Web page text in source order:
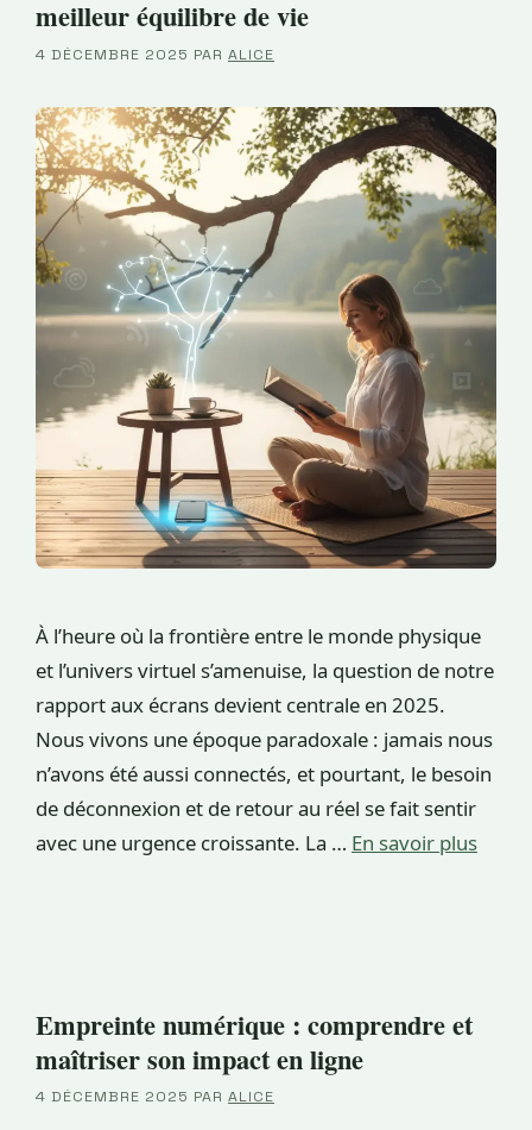
meilleur équilibre de vie
4 DÉCEMBRE 2025 PAR ALICE
À l’heure où la frontière entre le monde physique
et l’univers virtuel s’amenuise, la question de notre
rapport aux écrans devient centrale en 2025.
Nous vivons une époque paradoxale : jamais nous
n’avons été aussi connectés, et pourtant, le besoin
de déconnexion et de retour au réel se fait sentir
avec une urgence croissante. La … En savoir plus
Empreinte numérique : comprendre et
maîtriser son impact en ligne
4 DÉCEMBRE 2025 PAR ALICE